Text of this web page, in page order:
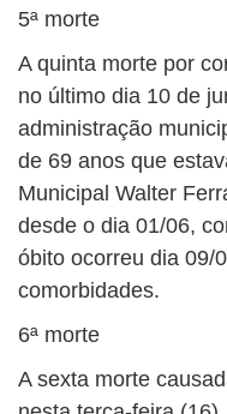
5ª morte
A quinta morte por
no último dia 10 de
administração
de 69 anos que
Municipal Walter
desde o dia 01/06,
óbito ocorreu dia 09/
comorbidades.
6ª morte
A sexta morte